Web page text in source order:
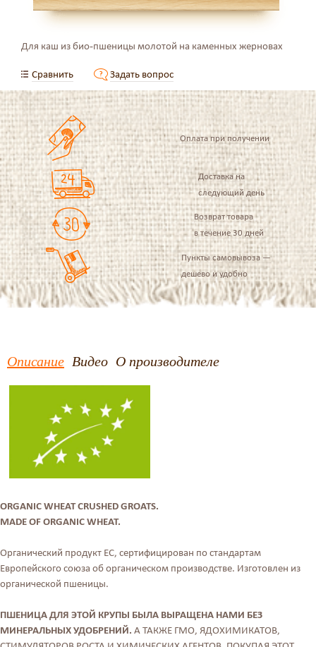
Для каш из био-пшеницы молотой на каменных жерновах
Сравнить Задать вопрос
Оплата при получении
Доставка на
следующий день
Возврат товара
в течение 30 дней
Пункты самовывоза —
дешево и удобно
Описание Видео О производителе
ORGANIC WHEAT CRUSHED GROATS.
MADE OF ORGANIC WHEAT.
Органический продукт ЕС, сертифицирован по стандартам
Европейского союза об органическом производстве. Изготовлен из
органической пшеницы.
ПШЕНИЦА ДЛЯ ЭТОЙ КРУПЫ БЫЛА ВЫРАЩЕНА НАМИ БЕЗ
МИНЕРАЛЬНЫХ УДОБРЕНИЙ. А ТАКЖЕ ГМО, ЯДОХИМИКАТОВ,